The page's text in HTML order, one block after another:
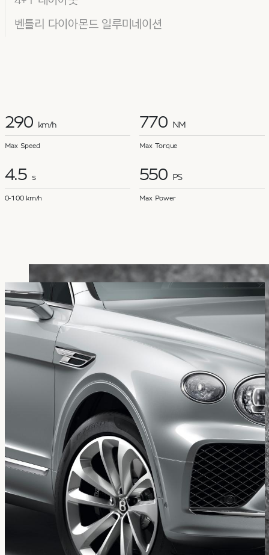
벤틀리 다이아몬드 일루미네이션
290 km/h
Max Speed
770 NM
Max Torque
4.5 s
0-100 km/h
550 PS
Max Power